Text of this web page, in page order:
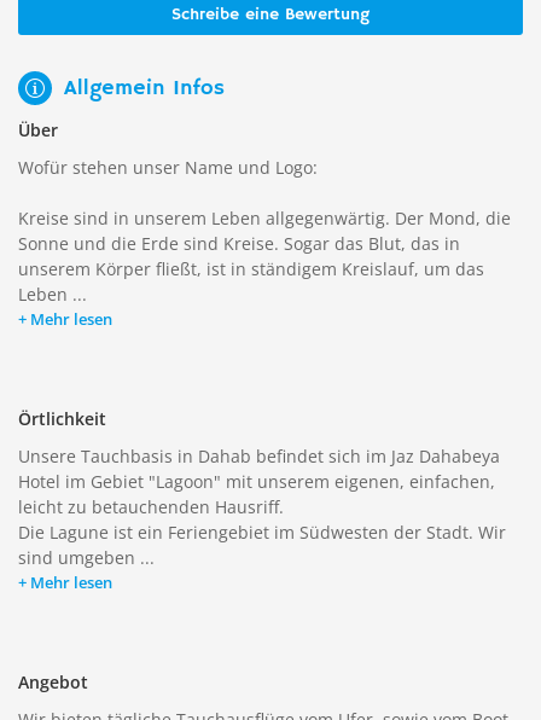
Schreibe eine Bewertung
Allgemein Infos
Über
Wofür stehen unser Name und Logo:
Kreise sind in unserem Leben allgegenwärtig. Der Mond, die
Sonne und die Erde sind Kreise. Sogar das Blut, das in
unserem Körper fließt, ist in ständigem Kreislauf, um das
Leben ...
Mehr lesen
Örtlichkeit
Unsere Tauchbasis in Dahab befindet sich im Jaz Dahabeya
Hotel im Gebiet "Lagoon" mit unserem eigenen, einfachen,
leicht zu betauchenden Hausriff.
Die Lagune ist ein Feriengebiet im Südwesten der Stadt. Wir
sind umgeben ...
Mehr lesen
Angebot